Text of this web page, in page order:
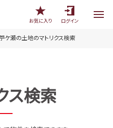
お気に入り
ログイン
ケ瀬の土地のマトリクス検索
ス検索